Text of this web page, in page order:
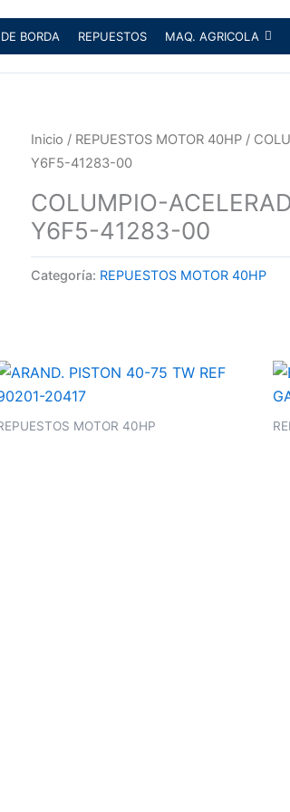
BORDA REPUESTOS MAQ. AGRICOLA
Inicio / REPUESTOS MOTOR 40HP /
Y6F5-41283-00
COLUMPIO-
Y6F5-41283-00
Categoría: REPUESTOS MOTOR 40HP
MOTOR 40HP